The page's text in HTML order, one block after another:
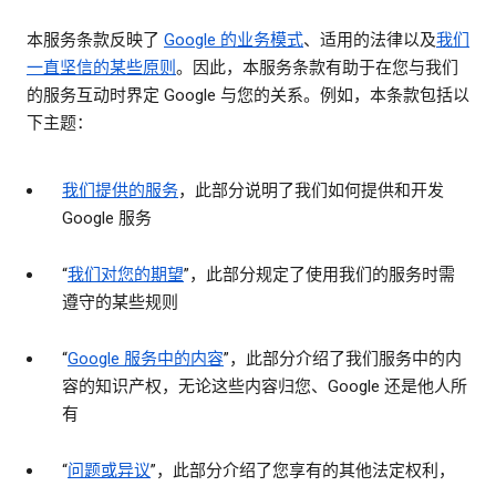
本服务条款反映了 Google 的业务模式、适用的法律以及我们
一直坚信的某些原则 。因此，本服务条款有助于在您与我们
的服务互动时界定 Google 与您的关系。例如，本条款包括以
下主题：
我们提供的服务，此部分说明了我们如何提供和开发
Google 服务
“我们对您的期望”，此部分规定了使用我们的服务时需
遵守的某些规则
“Google 服务中的内容”，此部分介绍了我们服务中的内
容的知识产权，无论这些内容归您、Google 还是他人所
有
“问题或异议”，此部分介绍了您享有的其他法定权利，